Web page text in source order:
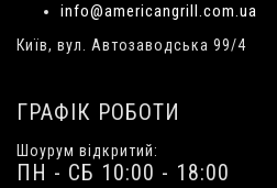
info@americangrill.com.ua
Київ, вул. Автозаводська 99/4
ГРАФІК РОБОТИ
Шоурум відкритий:
ПН - СБ 10:00 - 18:00